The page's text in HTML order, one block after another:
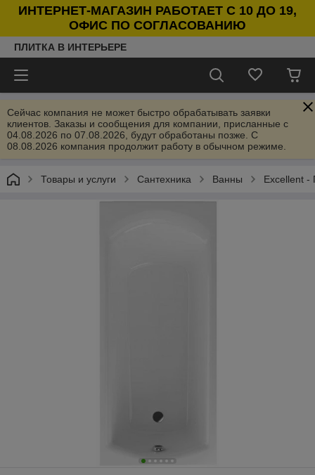
ИНТЕРНЕТ-МАГАЗИН РАБОТАЕТ С 10 ДО 19,
ОФИС ПО СОГЛАСОВАНИЮ
ПЛИТКА В ИНТЕРЬЕРЕ
Сейчас компания не может быстро обрабатывать заявки
клиентов. Заказы и сообщения для компании, присланные с
04.08.2026 по 07.08.2026, будут обработаны позже. С
08.08.2026 компания продолжит работу в обычном режиме.
Товары и услуги Сантехника Ванны Excellent -